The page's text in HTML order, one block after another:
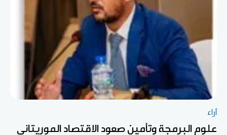
آراء
علوم البرمجة وتأمين صعود الاقتصاد الموريتاني